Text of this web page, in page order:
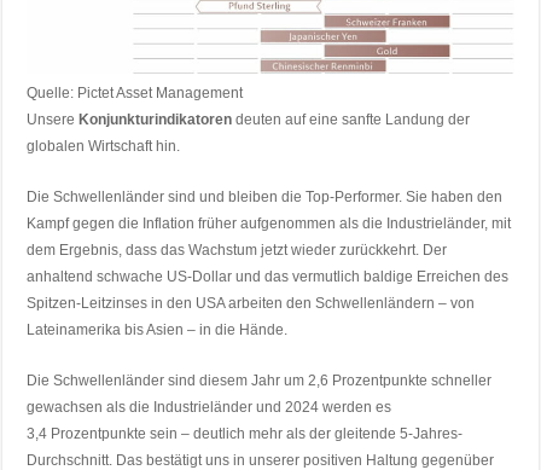
Quelle: Pictet Asset Management
UnsereKonjunkturindikatorendeuten auf eine sanfte Landung der
globalen Wirtschaft hin.
Die Schwellenländer sind und bleiben die Top-Performer. Sie haben den
Kampf gegen die Inflation früher aufgenommen als die Industrieländer, mit
dem Ergebnis, dass das Wachstum jetzt wieder zurückkehrt. Der
anhaltend schwache US-Dollar und das vermutlich baldige Erreichen des
Spitzen-Leitzinses in den USA arbeiten den Schwellenländern – von
Lateinamerika bis Asien – in die Hände.
Die Schwellenländer sind diesem Jahr um 2,6 Prozentpunkte schneller
gewachsen als die Industrieländer und 2024 werden es
3,4 Prozentpunkte sein – deutlich mehr als der gleitende 5-Jahres-
Durchschnitt. Das bestätigt uns in unserer positiven Haltung gegenüber